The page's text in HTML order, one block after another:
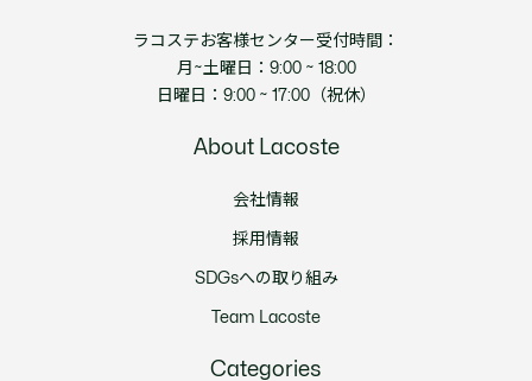
ラコステお客様センター受付時間：
月~土曜日：9:00 ~ 18:00
日曜日：9:00 ~ 17:00（祝休）
About Lacoste
会社情報
採用情報
SDGsへの取り組み
Team Lacoste
Categories